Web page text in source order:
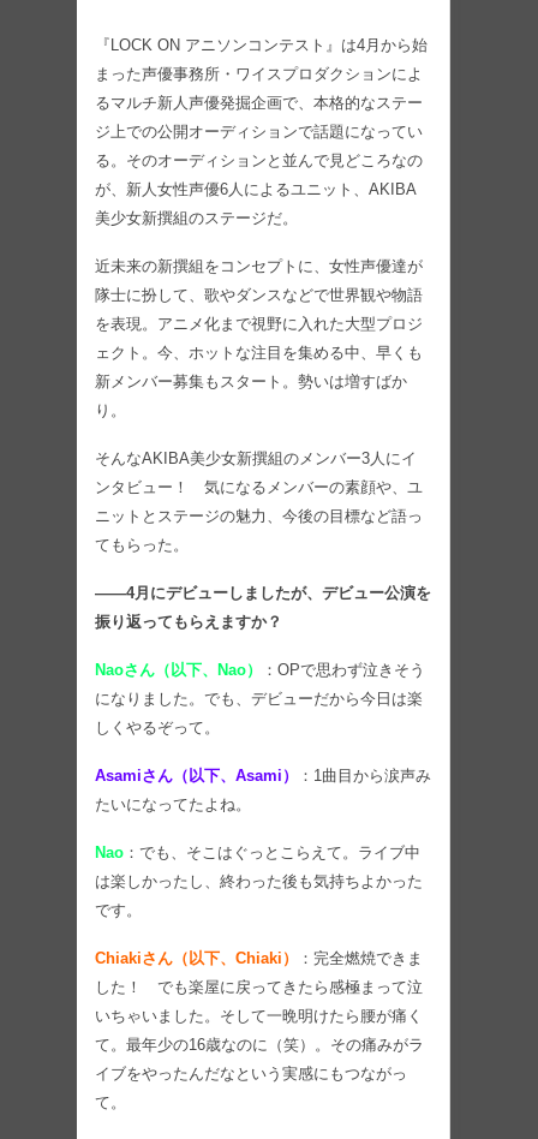
『LOCK ON アニソンコンテスト』は4月から始
まった声優事務所・ワイスプロダクションによ
るマルチ新人声優発掘企画で、本格的なステー
ジ上での公開オーディションで話題になってい
る。そのオーディションと並んで見どころなの
が、新人女性声優6人によるユニット、AKIBA
美少女新撰組のステージだ。
近未来の新撰組をコンセプトに、女性声優達が
隊士に扮して、歌やダンスなどで世界観や物語
を表現。アニメ化まで視野に入れた大型プロジ
ェクト。今、ホットな注目を集める中、早くも
新メンバー募集もスタート。勢いは増すばか
り。
そんなAKIBA美少女新撰組のメンバー3人にイ
ンタビュー！ 気になるメンバーの素顔や、ユ
ニットとステージの魅力、今後の目標など語っ
てもらった。
――4月にデビューしましたが、デビュー公演を
振り返ってもらえますか？
Naoさん（以下、Nao）
：OPで思わず泣きそう
になりました。でも、デビューだから今日は楽
しくやるぞって。
Asamiさん（以下、Asami）
：1曲目から涙声み
たいになってたよね。
Nao ：でも、そこはぐっとこらえて。ライブ中
は楽しかったし、終わった後も気持ちよかった
です。
Chiakiさん（以下、Chiaki）
：完全燃焼できま
した！ でも楽屋に戻ってきたら感極まって泣
いちゃいました。そして一晩明けたら腰が痛く
て。最年少の16歳なのに（笑）。その痛みがラ
イブをやったんだなという実感にもつながっ
て。